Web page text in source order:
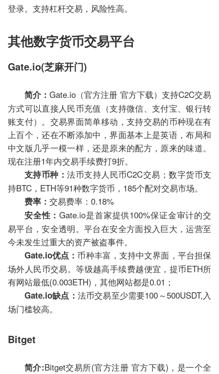
登录。支持杠杆交易，风险性高。
其他数字货币交易平台
Gate.io(芝麻开门)
简介：Gate.io（官方注册 官方下载）支持C2C交易
方式可以直接人民币充值（支持微信、支付宝、银行转
账支付）。交易界面简单移动，支持交易的币种现在有
上百个，还在不断添加中，界面基本上是英语，布局和
中文版几乎一模一样，还是原来的配方，原来的味道。
现在注册1年内交易手续费打9折。
支持币种：法币支持人民币C2C交易；数字货币支
持BTC，ETH等91种数字货币，185个配对交易市场。
费率： 交易费率：0.18%
安全性：Gate.io是首家提供100%保证金审计的交
易平台，安全透明。平台在安全方面投入巨大，运营至
今未发生过重大的资产被盗事件。
Gate.io优点：币种丰富，支持中文界面，平台担保
场外人民币交易。等级越高手续费越便宜，提币ETH所
有网站最低(0.003ETH)，其他网站都是0.01；
Gate.io缺点： 法币交易至少需要100～500USDT,入
场门槛较高。
Bitget
简介:Bitget交易所(官方注册 官方下载)，是一个全